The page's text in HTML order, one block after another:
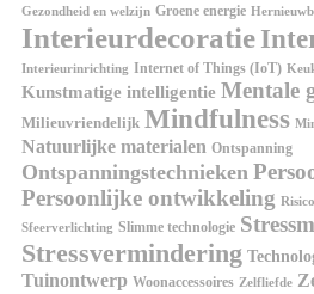
Gezondheid en welzijn Groene energie
Interieurdecoratie
Interieurinrichting Internet of Things (IoT)
Kunstmatige intelligentie Mentale
Milieuvriendelijk Mindfulness
Natuurlijke materialen Ontspanning
Ontspanningstechnieken
Persoonlijke ontwikkeling
Sfeerverlichting Slimme technologie
Stressvermindering
Tuinontwerp Woonaccessoires Zelfliefde